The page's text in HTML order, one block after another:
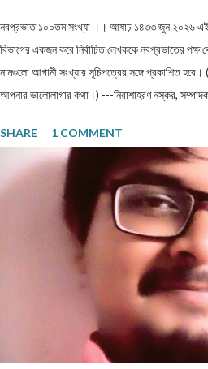
নবপ্রভাত ১০০তম সংখ্যা ।। আষাঢ় ১৪৩৩ জুন ২০২৬ এই
বিভাগের একজন করে নির্বাচিত লেখককে নবপ্রভাতের
নামগুলো আগামী সংখ্যার সূচিপত্রের সঙ্গে প্রকাশিত হবে।
আপনার ভালোলাগার কথা।) ---নিরাশাহরণ নস্কর,
থেকে পতন : অনিক দত্ত ও মানুষের নিঃশ... প্রবন্ধ ।।
অন্ধকারের উৎস হতে উৎসারিত আলো ।। কুহেলী...
কল্পনা, না... আন্তর্জাতিক খ্যাতি সম্পন্ন ভাষা বিজ্ঞানী
।। সুমন বিপ্লব ফিচার ।। চা দিবস ।। অশোক
আন্তর্জাতিক জীববৈচিত্... রম্যনাটিকা ।। পাত্র দেখা
মাজান্দারান: কাস্পিয়ান সাগরের তীর... ঝরণার গান শুনতে
SHARE 1 COMMENT